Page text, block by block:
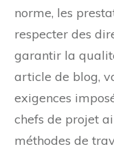
norme, les
respecter des
garantir la
article de blog,
exigences
chefs de projet
méthodes de